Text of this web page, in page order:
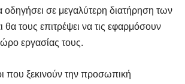
οδηγήσει σε μεγαλύτερη διατήρηση των
τους επιτρέψει να τις εφαρμόσουν
εργασίας τους.
που ξεκινούν την προσωπική